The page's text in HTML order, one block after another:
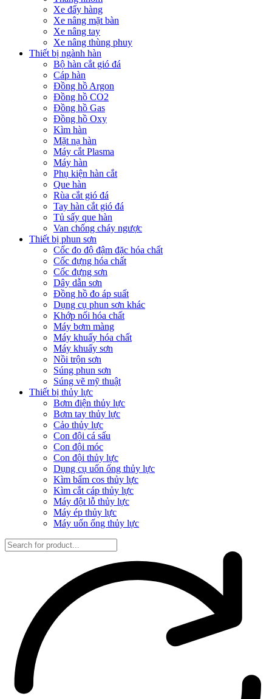
Xe đẩy hàng
Xe nâng mặt bàn
Xe nâng tay
Xe nâng thùng phuy
Thiết bị ngành hàn
Bộ hàn cắt gió đá
Cáp hàn
Đồng hồ Argon
Đồng hồ CO2
Đồng hồ Gas
Đồng hồ Oxy
Kìm hàn
Mặt nạ hàn
Máy cắt Plasma
Máy hàn
Phụ kiện hàn cắt
Que hàn
Rùa cắt gió đá
Tay hàn cắt gió đá
Tủ sấy que hàn
Van chống cháy ngược
Thiết bị phun sơn
Cốc đo độ đậm đặc hóa chất
Cốc đựng hóa chất
Cốc đựng sơn
Dây dẫn sơn
Đồng hồ đo áp suất
Dụng cụ phun sơn khác
Khớp nối hóa chất
Máy bơm màng
Máy khuấy hóa chất
Máy khuấy sơn
Nồi trộn sơn
Súng phun sơn
Súng vẽ mỹ thuật
Thiết bị thủy lực
Bơm điện thủy lực
Bơm tay thủy lực
Cảo thủy lực
Con đội cá sấu
Con đội móc
Con đội thủy lực
Dụng cụ uốn ống thủy lực
Kìm bấm cos thủy lực
Kìm cắt cáp thủy lực
Máy đột lỗ thủy lực
Máy ép thủy lực
Máy uốn ống thủy lực